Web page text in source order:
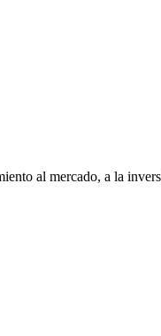
al mercado, a la